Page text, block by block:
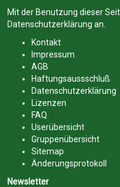
Mit der Benutzung dieser
Datenschutzerklärung an.
Kontakt
Impressum
AGB
Haftungsaussschluß
Datenschutzerklärung
Lizenzen
FAQ
Userübersicht
Gruppenübersicht
Sitemap
Änderungsprotokoll
Newsletter